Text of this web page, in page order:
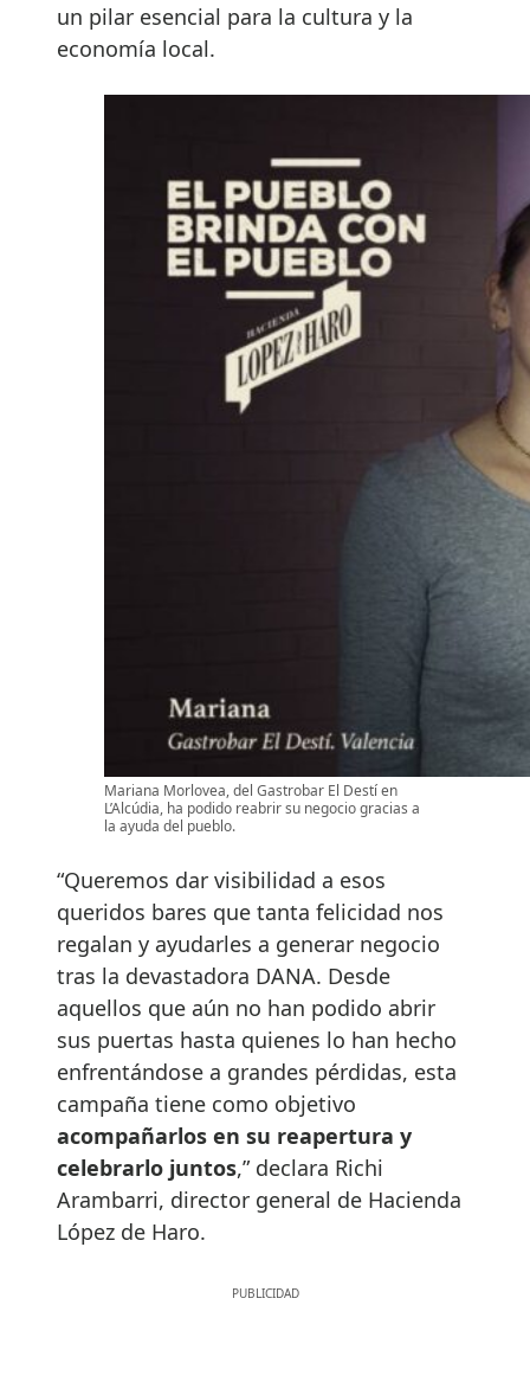
un pilar esencial para la cultura y la
economía local.
Mariana Morlovea, del Gastrobar El Destí en
L’Alcúdia, ha podido reabrir su negocio gracias a
la ayuda del pueblo.
“Queremos dar visibilidad a esos
queridos bares que tanta felicidad nos
regalan y ayudarles a generar negocio
tras la devastadora DANA. Desde
aquellos que aún no han podido abrir
sus puertas hasta quienes lo han hecho
enfrentándose a grandes pérdidas, esta
campaña tiene como objetivo
acompañarlos en su reapertura y
celebrarlo juntos,” declara Richi
Arambarri, director general de Hacienda
López de Haro.